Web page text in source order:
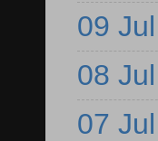
09 Jul
08 Jul
07 Jul